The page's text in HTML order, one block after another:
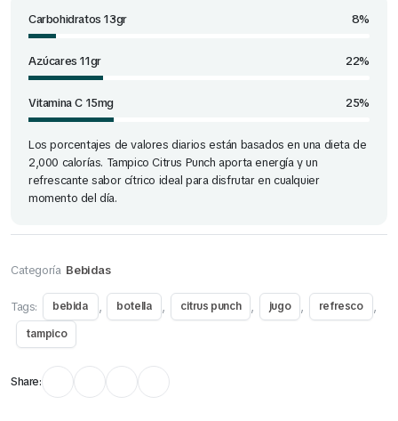
Carbohidratos 13gr 8%
Azúcares 11gr 22%
Vitamina C 15mg 25%
Los porcentajes de valores diarios están basados en una dieta de
2,000 calorías. Tampico Citrus Punch aporta energía y un
refrescante sabor cítrico ideal para disfrutar en cualquier
momento del día.
Categoría Bebidas
Tags: bebida , botella , citrus punch , jugo , refresco ,
tampico
Share: